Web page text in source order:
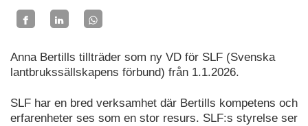
Anna Bertills tillträder som ny VD för SLF (Svenska
lantbrukssällskapens förbund) från 1.1.2026.
SLF har en bred verksamhet där Bertills kompetens och
erfarenheter ses som en stor resurs. SLF:s styrelse ser